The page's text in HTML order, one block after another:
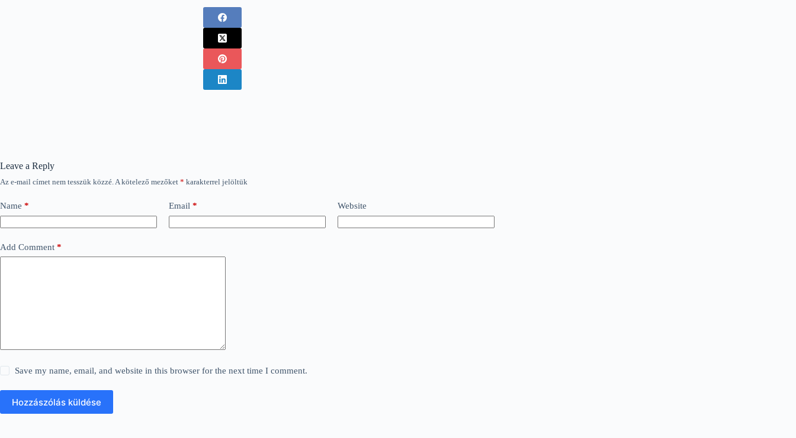
Leave a Reply
Az e-mail címet nem tesszük közzé.A kötelező mezőket * karakterrel jelöltük
Name * Email * Website
Add Comment *
Save my name, email, and website in this browser for the next time I comment.
Hozzászólás küldése